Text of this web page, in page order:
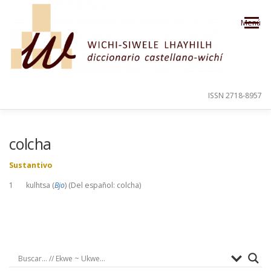
Saltar al contenido
Menú
ISSN 2718-8957
colcha
Sustantivo
1 kulhtsa (Bjo) (Del español: colcha)